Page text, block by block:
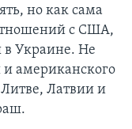
но как сама
с США,
Украине. Не
американского
Латвии и